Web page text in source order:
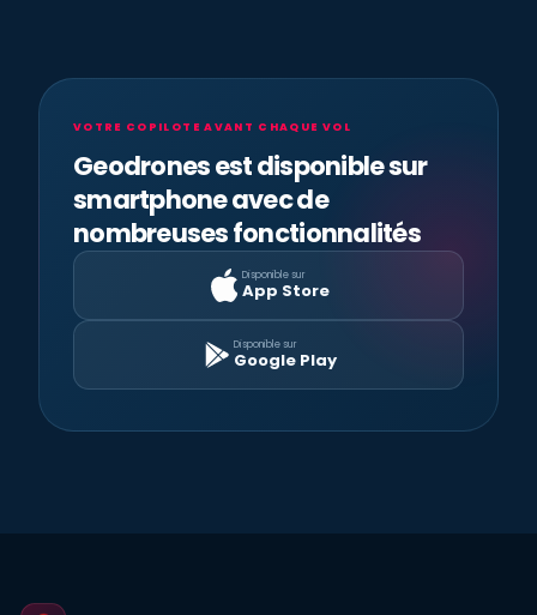
VOTRE COPILOTE AVANT CHAQUE VOL
Geodrones est disponible sur
smartphone avec de
nombreuses fonctionnalités
Disponible sur
App Store
Disponible sur
Google Play